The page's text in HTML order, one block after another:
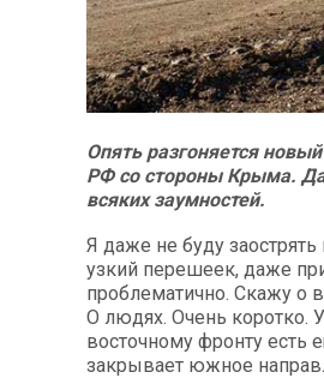
Опять разгоняется
РФ со стороны Крыма.
всяких заумностей.
Я даже не буду заострять
узкий перешеек, даже
проблематично. Скажу о
О людях. Очень коротко.
восточному фронту есть
закрывает южное